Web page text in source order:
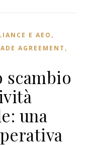
E AEO ,
AGREEMENT ,
una